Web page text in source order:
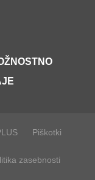
Piškotki
zasebnosti